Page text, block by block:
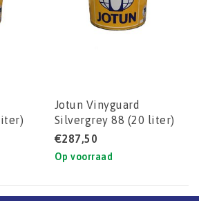
Jotun Vinyguard
Silvergrey 88 (20 liter)
€287,50
Op voorraad